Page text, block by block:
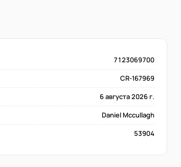
7123069700
CR-167969
6 августа 2026 г.
Daniel Mccullagh
53904